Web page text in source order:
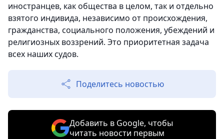
иностранцев, как общества в целом, так и отдельно
взятого индивида, независимо от происхождения,
гражданства, социального положения, убеждений и
религиозных воззрений. Это приоритетная задача
всех наших судов.
Поделитесь новостью
Добавить в Google, чтобы
читать новости первым